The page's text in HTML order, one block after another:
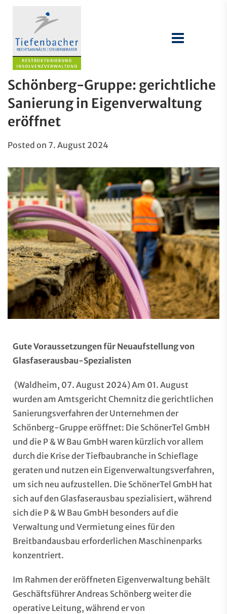
Schönberg-Gruppe: gerichtliche
Sanierung in Eigenverwaltung
eröffnet
Posted on 7. August 2024
Gute Voraussetzungen für Neuaufstellung von
Glasfaserausbau-Spezialisten
(Waldheim, 07. August 2024) Am 01. August
wurden am Amtsgericht Chemnitz die gerichtlichen
Sanierungsverfahren der Unternehmen der
Schönberg-Gruppe eröffnet: Die SchönerTel GmbH
und die P & W Bau GmbH waren kürzlich vor allem
durch die Krise der Tiefbaubranche in Schieflage
geraten und nutzen ein Eigenverwaltungsverfahren,
um sich neu aufzustellen. Die SchönerTel GmbH hat
sich auf den Glasfaserausbau spezialisiert, während
sich die P & W Bau GmbH besonders auf die
Verwaltung und Vermietung eines für den
Breitbandausbau erforderlichen Maschinenparks
konzentriert.
Im Rahmen der eröffneten Eigenverwaltung behält
Geschäftsführer Andreas Schönberg weiter die
operative Leitung, während er von